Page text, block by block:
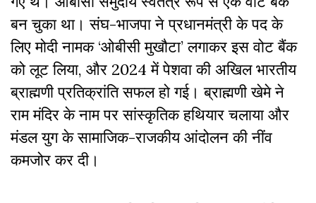
बन चुका था। संघ-भाजपा ने प्रधानमंत्री के पद के
लिए मोदी नामक ‘ओबीसी मुखौटा’ लगाकर इस वोट बैंक
को लूट लिया, और 2024 में पेशवा की अखिल भारतीय
ब्राह्मणी प्रतिक्रांति सफल हो गई। ब्राह्मणी खेमे ने
राम मंदिर के नाम पर सांस्कृतिक हथियार चलाया और
मंडल युग के सामाजिक-राजकीय आंदोलन की नींव
कमजोर कर दी।